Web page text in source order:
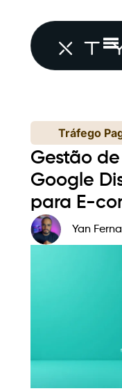
Tráfego
Gestão
Google
para E-
Yan